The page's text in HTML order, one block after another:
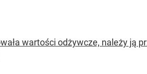
wartości odżywcze, należy ją